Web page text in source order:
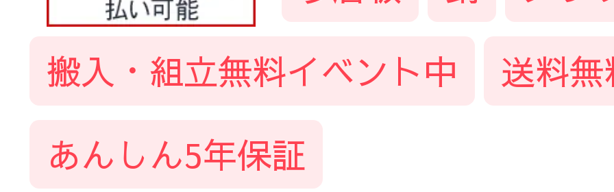
搬入・組立無料イベント中
送料無
あんしん5年保証